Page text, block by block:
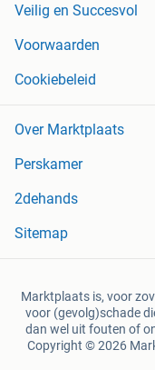
Veilig en Succesvol
Voorwaarden
Cookiebeleid
Over Marktplaats
Perskamer
2dehands
Sitemap
Marktplaats is, voor
voor (gevolg)schade
dan wel uit fouten of
Copyright © 2026